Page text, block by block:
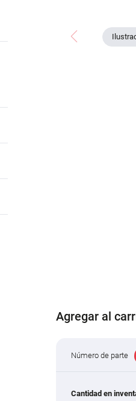
Agregar al
Número de parte
Cantidad en